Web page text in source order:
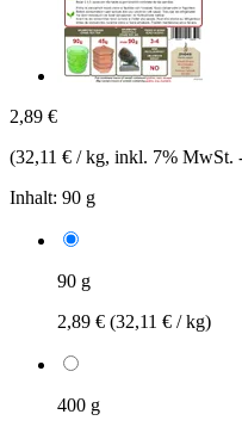
2,89 €
(32,11 € / kg, inkl. 7% MwSt.
Inhalt: 90 g
90 g
2,89 € (32,11 € / kg)
400 g